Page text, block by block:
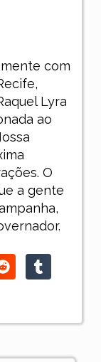
com
Lyra
ao
O
a gente